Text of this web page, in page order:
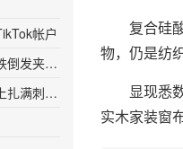
帐户
进头皮！
何紧急处理？
复合硅酸
物，仍是纺
显现悉数
实木家装窗